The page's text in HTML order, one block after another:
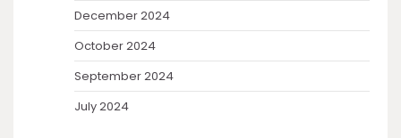
December 2024
October 2024
September 2024
July 2024